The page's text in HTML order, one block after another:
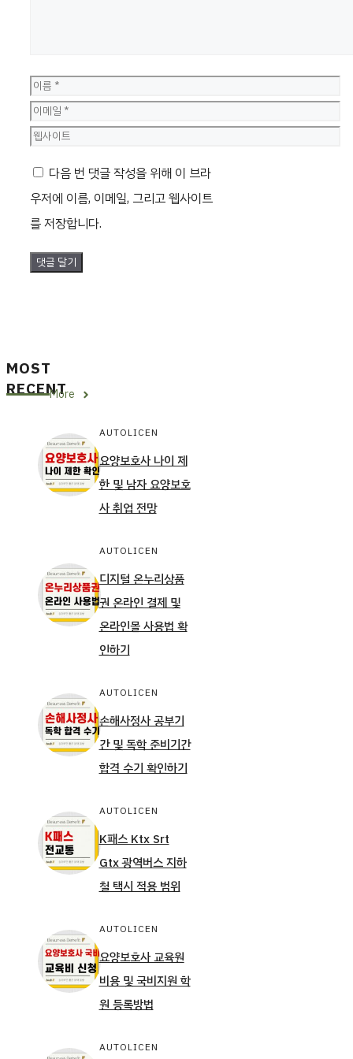
이
름
이
메
웹
트
다음 번 댓글 작성을 위해 이 브라
우저에 이름, 이메일, 그리고 웹사이트
를 저장합니다.
MOST
RECENT
More
AUTOLICEN
요양보호사 나이 제
한 및 남자 요양보호
사 취업 전망
AUTOLICEN
디지털 온누리상품
권 온라인 결제 및
온라인몰 사용법 확
인하기
AUTOLICEN
손해사정사 공부기
간 및 독학 준비기간
합격 수기 확인하기
AUTOLICEN
K패스 Ktx Srt
Gtx 광역버스 지하
철 택시 적용 범위
AUTOLICEN
요양보호사 교육원
비용 및 국비지원 학
원 등록방법
AUTOLICEN